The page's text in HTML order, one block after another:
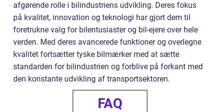
afgørende rolle i bilindustriens udvikling. Deres fokus
på kvalitet, innovation og teknologi har gjort dem til
foretrukne valg for bilentusiaster og bil-ejere over hele
verden. Med deres avancerede funktioner og overlegne
kvalitet fortsætter tyske bilmærker med at sætte
standarden for bilindustrien og forblive på forkant med
den konstante udvikling af transportsektoren.
FAQ